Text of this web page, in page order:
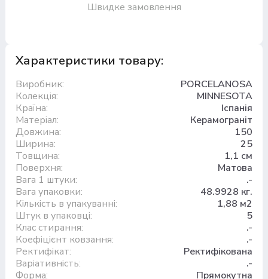
Швидке замовлення
Характеристики товару:
Виробник:
PORCELANOSA
Колекція:
MINNESOTA
Країна:
Іспанія
Матеріал:
Керамограніт
Довжина:
150
Ширина:
25
Товщина:
1,1 см
Поверхня:
Матова
Вага 1 штуки:
.-
Вага упаковки:
48.9928 кг.
Кількість в упакуванні:
1,88 м2
Штук в упаковці:
5
Клас стирання:
.-
Коефіцієнт ковзання:
.-
Ректифікат:
Ректифікована
Варіативність:
.-
Форма:
Прямокутна